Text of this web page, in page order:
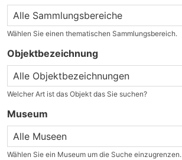
Wählen Sie einen thematischen Sammlungsbereich.
Objektbezeichnung
Welcher Art ist das Objekt das Sie suchen?
Museum
Wählen Sie ein Museum um die Suche einzugrenzen.